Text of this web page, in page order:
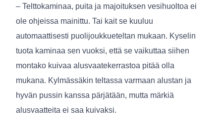
– Telttokaminaa, puita ja majoituksen vesihuoltoa ei
ole ohjeissa mainittu. Tai kait se kuuluu
automaattisesti puolijoukkueteltan mukaan. Kyselin
tuota kaminaa sen vuoksi, että se vaikuttaa siihen
montako kuivaa alusvaatekerrastoa pitää olla
mukana. Kylmässäkin teltassa varmaan alustan ja
hyvän pussin kanssa pärjätään, mutta märkiä
alusvaatteita ei saa kuivaksi.